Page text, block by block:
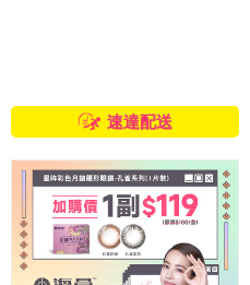
速達配送